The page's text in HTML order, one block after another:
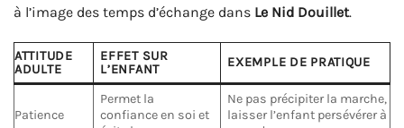
à l’image des temps d’échange dans Le Nid Douillet.
ATTITUDE
ADULTE
EFFET SUR
L’ENFANT
EXEMPLE DE PRATIQUE
Patience
Permet la
confiance en soi et
Ne pas précipiter la marche,
laisser l’enfant persévérer à